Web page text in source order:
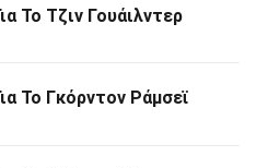
Το Τζιν Γουάιλντερ
Το Γκόρντον Ράμσεϊ